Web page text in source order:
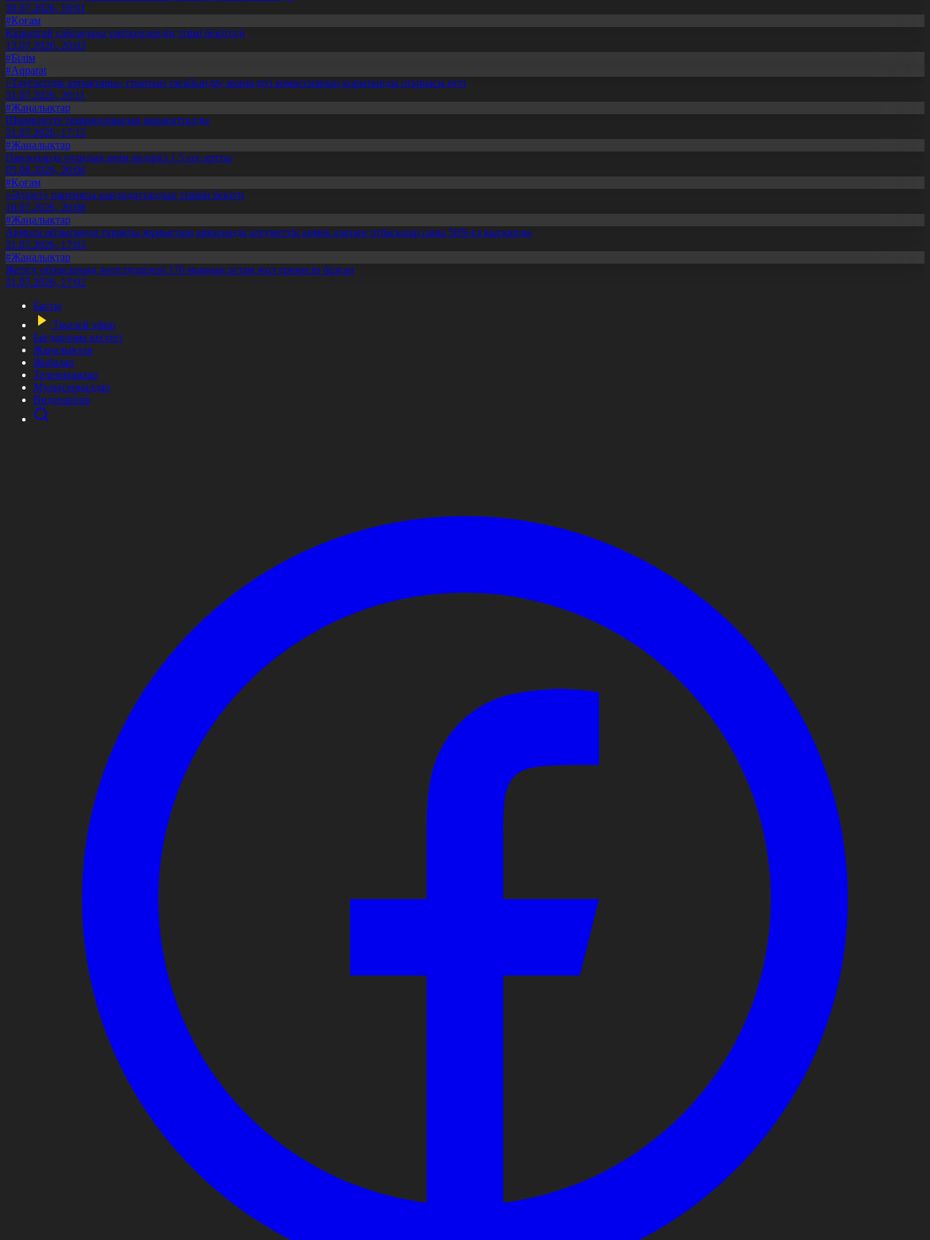
30.07.2026, 10:01
#Қоғам
Құрылтай сайлауына үміткерлердің тізімі бекітілді
13.07.2026, 20:03
#Білім
#Aqparat
«Тәуелсіздік ұрпақтары» грантын тағайындау жөніндегі комиссияның қорытынды отырысы өтті
31.07.2026, 20:11
#Жаңалықтар
Шымкентте теміржолшылар марапатталды
31.07.2026, 17:15
#Жаңалықтар
Павлодарда отандық өнім өндірісі 1,5 есе артты
05.08.2026, 20:06
#Қоғам
«Әділет» партиясы кандидаттардың тізімін бекітті
10.07.2026, 20:08
#Жаңалықтар
Ақмола облысында тұрақты жұмыстың арқасында әлеуметтік көмек алатын отбасылар саны 50%-ға қысқарды
31.07.2026, 17:03
#Жаңалықтар
Жетісу облысының жүргізушілері 170 мыңнан астам жол ережесін бұзған
31.07.2026, 17:02
Басты
Тікелей эфир
Бағдарлама кестесі
Жаңалықтар
Жобалар
Телехикаялар
Мультсериалдар
Видеоархив